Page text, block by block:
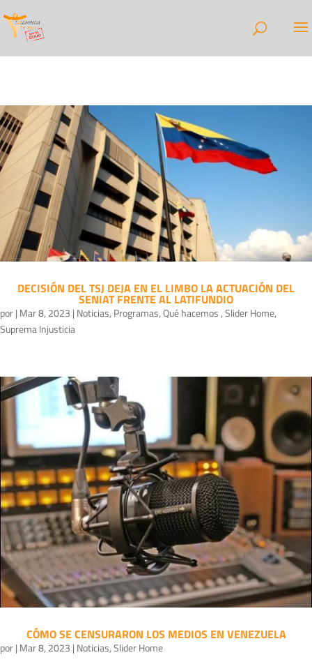
DECISIÓN DEL TSJ DEJA EN EL LIMBO LA ACTUACIÓN DEL
SENIAT FRENTE AL LATIFUNDIO
por| Mar 8, 2023 | Noticias, Programas,Qué hacemos ,Slider Home,
Suprema Injusticia
CÓMO SE CENSURARON LOS MEDIOS EN VENEZUELA
por| Mar 8, 2023 | Noticias,Slider Home